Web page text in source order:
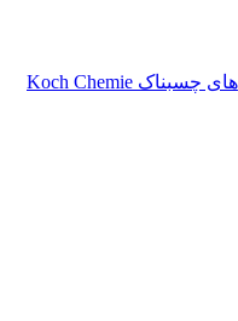
تیغه پلاستیکی پاک کننده آلودگی‌های چسبناک Koch Chemie